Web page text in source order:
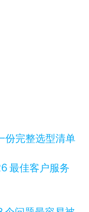
份完整选型清单
最佳客户服务